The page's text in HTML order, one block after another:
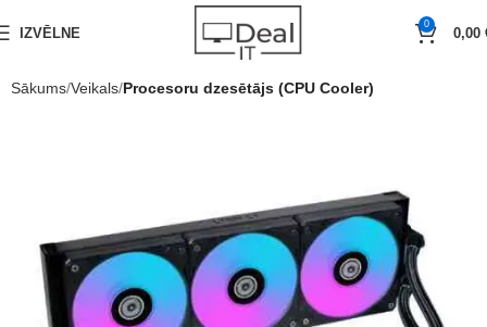
IZVĒLNE
0
0,00
Sākums Veikals Procesoru dzesētājs (CPU Cooler)